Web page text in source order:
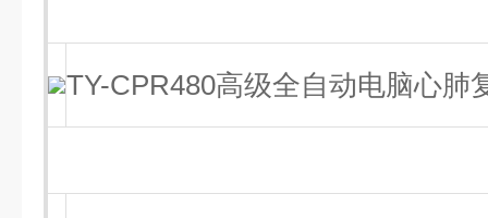
TY-CPR480高级全自动电脑心肺